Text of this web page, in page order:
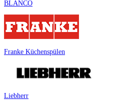
BLANCO
Franke Küchenspülen
Liebherr